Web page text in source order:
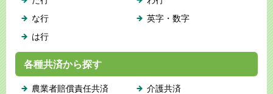
な行
は行
英字・数字
各種共済から探す
農業者賠償責任共済
介護共済